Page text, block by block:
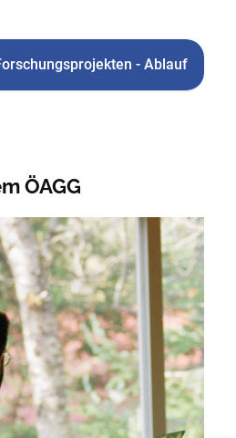
- Ablauf
ÖAGG